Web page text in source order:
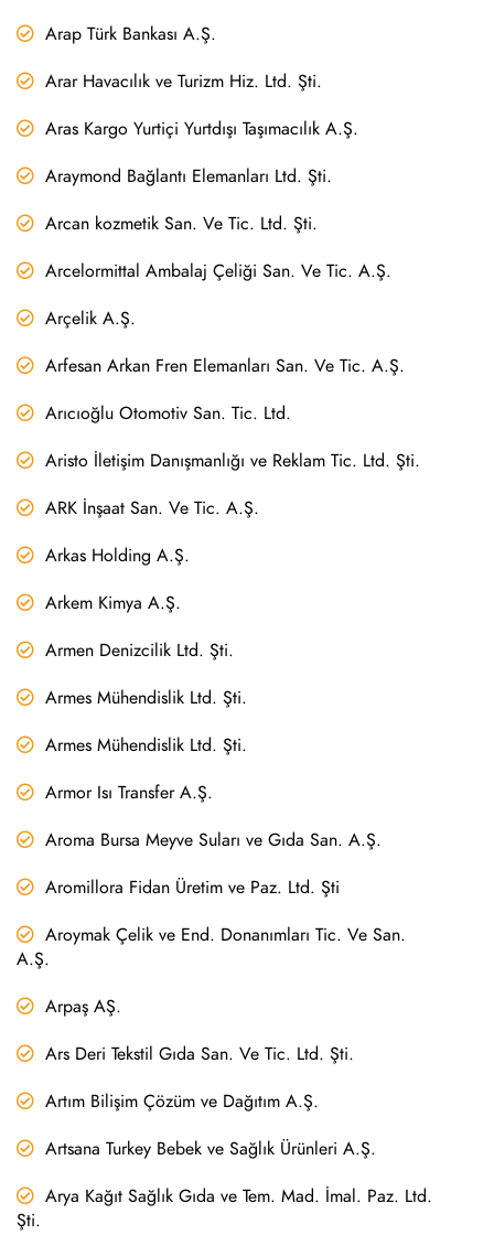
Arap Türk Bankası A.Ş.
Arar Havacılık ve Turizm Hiz. Ltd. Şti.
Aras Kargo Yurtiçi Yurtdışı Taşımacılık A.Ş.
Araymond Bağlantı Elemanları Ltd. Şti.
Arcan kozmetik San. Ve Tic. Ltd. Şti.
Arcelormittal Ambalaj Çeliği San. Ve Tic. A.Ş.
Arçelik A.Ş.
Arfesan Arkan Fren Elemanları San. Ve Tic. A.Ş.
Arıcıoğlu Otomotiv San. Tic. Ltd.
Aristo İletişim Danışmanlığı ve Reklam Tic. Ltd. Şti.
ARK İnşaat San. Ve Tic. A.Ş.
Arkas Holding A.Ş.
Arkem Kimya A.Ş.
Armen Denizcilik Ltd. Şti.
Armes Mühendislik Ltd. Şti.
Armes Mühendislik Ltd. Şti.
Armor Isı Transfer A.Ş.
Aroma Bursa Meyve Suları ve Gıda San. A.Ş.
Aromillora Fidan Üretim ve Paz. Ltd. Şti
Aroymak Çelik ve End. Donanımları Tic. Ve San.
A.Ş.
Arpaş AŞ.
Ars Deri Tekstil Gıda San. Ve Tic. Ltd. Şti.
Artım Bilişim Çözüm ve Dağıtım A.Ş.
Artsana Turkey Bebek ve Sağlık Ürünleri A.Ş.
Arya Kağıt Sağlık Gıda ve Tem. Mad. İmal. Paz. Ltd.
Şti.